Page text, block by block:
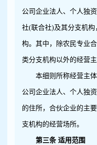
公司企业法人、个人独
社(联合社)及其分支机
构。其中，除农民专业
类分支机构以外的经营
本细则所称经营主
公司企业法人、个人独
的住所，合伙企业的主
支机构的经营场所。
第三条 适用范围